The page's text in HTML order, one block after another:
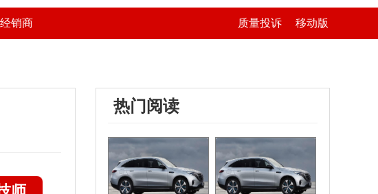
经销商 质量投诉 移动版
热门阅读